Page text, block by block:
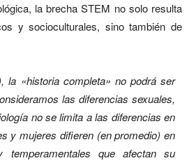
la brecha STEM no solo resulta
y socioculturales, sino también de
la «historia completa» no podrá ser
las diferencias sexuales,
no se limita a las diferencias en
y mujeres difieren (en promedio) en
temperamentales que afectan su